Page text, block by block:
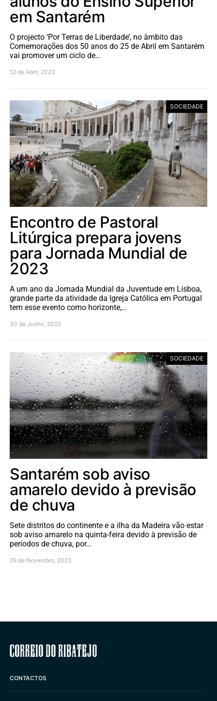
em Santarém
O projecto ‘Por Terras de Liberdade’, no âmbito das
Comemorações dos 50 anos do 25 de Abril em Santarém
vai promover um ciclo de…
12 de Abril, 2023
SOCIEDADE
Encontro de Pastoral
Litúrgica prepara jovens
para Jornada Mundial de
2023
A um ano da Jornada Mundial da Juventude em Lisboa,
grande parte da atividade da Igreja Católica em Portugal
tem esse evento como horizonte,…
30 de Junho, 2022
SOCIEDADE
Santarém sob aviso
amarelo devido à previsão
de chuva
Sete distritos do continente e a ilha da Madeira vão estar
sob aviso amarelo na quinta-feira devido à previsão de
períodos de chuva, por…
29 de Novembro, 2023
Correio do Ribatejo
CONTACTOS